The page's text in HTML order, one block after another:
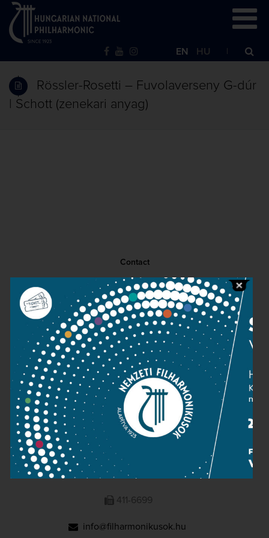
EN HU
Rössler-Rosetti – Fuvolaverseny G-dúr
| Schott (zenekari anyag)
Contact
Public information
Press room
Terms and privacy
Imprint
NATIONAL PHILHARMONIC
1095 Budapest, Komor Marcell u. 1. (Müpa)
411-6600
411-6699
info@filharmonikusok.hu